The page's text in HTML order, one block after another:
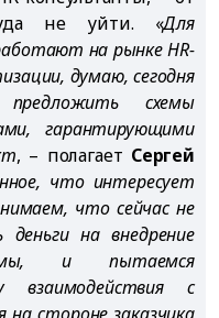
не уйти. «Для
на рынке HR-
думаю, сегодня
схемы
гарантирующими
, – полагает Сергей
что интересует
что сейчас не
на внедрение
и пытаемся
взаимодействия с